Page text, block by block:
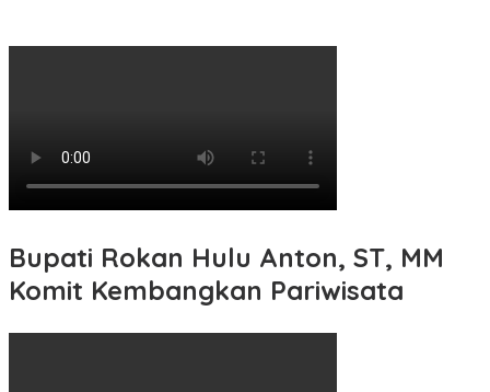
Bupati Rokan Hulu Anton, ST, MM
Komit Kembangkan Pariwisata